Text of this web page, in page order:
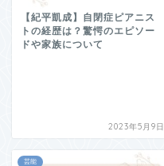
【紀平凱成】自閉症ピアニス
トの経歴は？驚愕のエピソー
ドや家族について
2023年5月9日
芸能